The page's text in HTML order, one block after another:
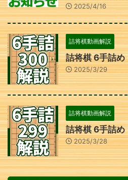
2025/4/16
詰将棋動画解説
詰将棋 6手詰
2025/3/29
詰将棋動画解説
詰将棋 6手詰
2025/3/28